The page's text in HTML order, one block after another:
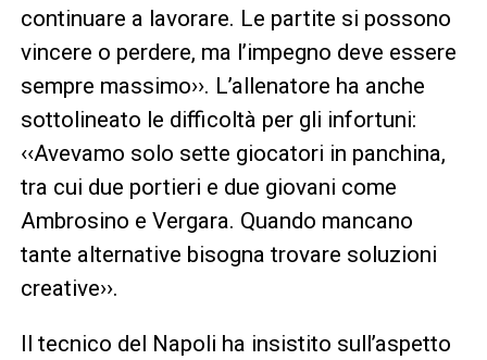
continuare a lavorare. Le partite si possono
vincere o perdere, ma l’impegno deve essere
sempre massimo››. L’allenatore ha anche
sottolineato le difficoltà per gli infortuni:
‹‹Avevamo solo sette giocatori in panchina,
tra cui due portieri e due giovani come
Ambrosino e Vergara. Quando mancano
tante alternative bisogna trovare soluzioni
creative››.
Il tecnico del Napoli ha insistito sull’aspetto